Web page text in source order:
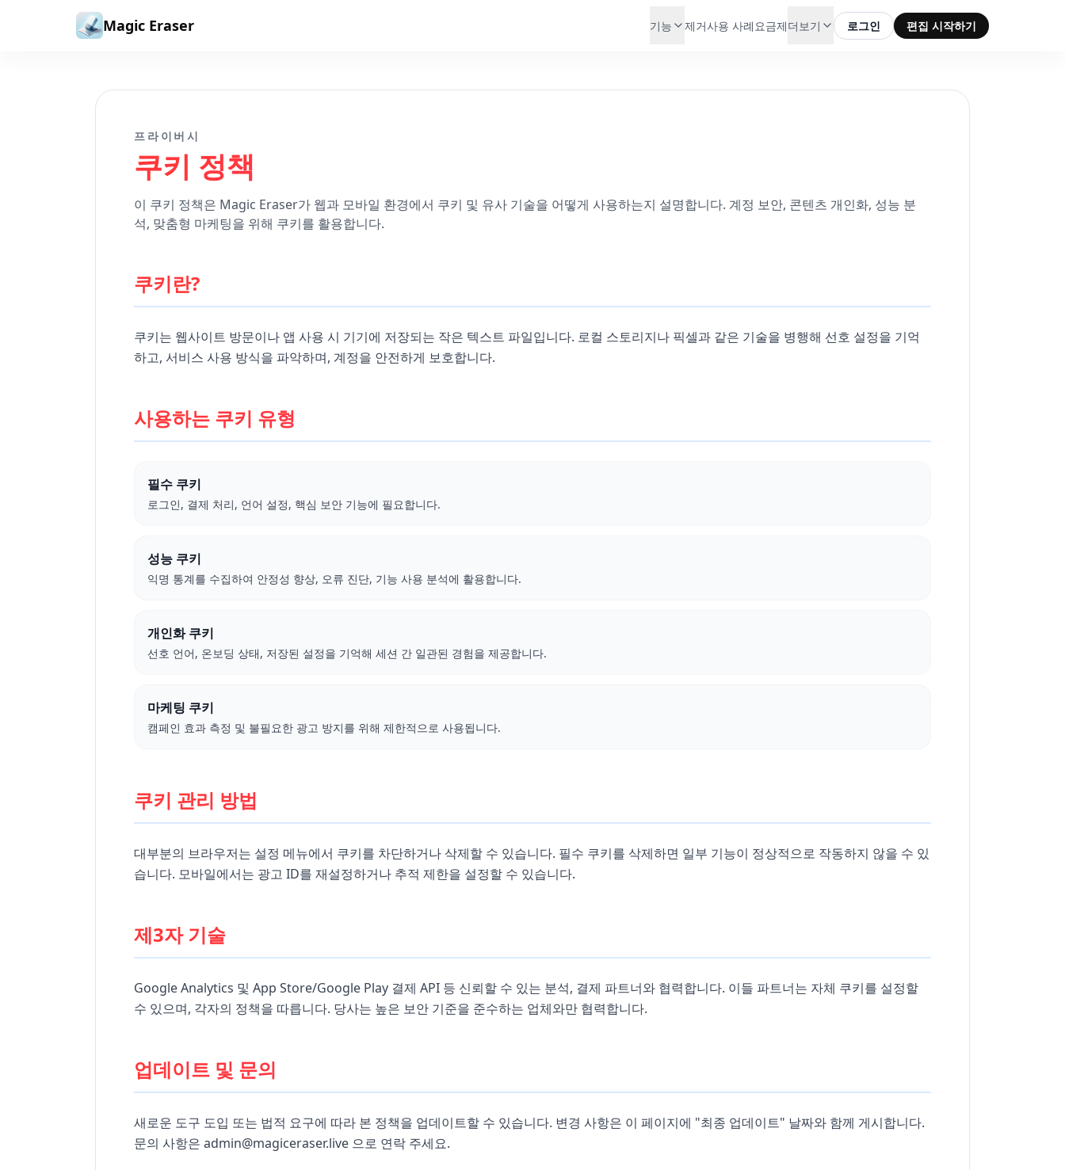
본문으로 건너뛰기
Magic Eraser 기능 제거사용 사례 요금제더보기 로그인 편집 시작하기
프라이버시
쿠키 정책
이 쿠키 정책은 Magic Eraser가 웹과 모바일 환경에서 쿠키 및 유사 기술을 어떻게 사용하는지 설명합니다. 계정 보안, 콘텐츠 개인화, 성능 분
석, 맞춤형 마케팅을 위해 쿠키를 활용합니다.
쿠키란?
쿠키는 웹사이트 방문이나 앱 사용 시 기기에 저장되는 작은 텍스트 파일입니다. 로컬 스토리지나 픽셀과 같은 기술을 병행해 선호 설정을 기억
하고, 서비스 사용 방식을 파악하며, 계정을 안전하게 보호합니다.
사용하는 쿠키 유형
필수 쿠키
로그인, 결제 처리, 언어 설정, 핵심 보안 기능에 필요합니다.
성능 쿠키
익명 통계를 수집하여 안정성 향상, 오류 진단, 기능 사용 분석에 활용합니다.
개인화 쿠키
선호 언어, 온보딩 상태, 저장된 설정을 기억해 세션 간 일관된 경험을 제공합니다.
마케팅 쿠키
캠페인 효과 측정 및 불필요한 광고 방지를 위해 제한적으로 사용됩니다.
쿠키 관리 방법
대부분의 브라우저는 설정 메뉴에서 쿠키를 차단하거나 삭제할 수 있습니다. 필수 쿠키를 삭제하면 일부 기능이 정상적으로 작동하지 않을 수 있
습니다. 모바일에서는 광고 ID를 재설정하거나 추적 제한을 설정할 수 있습니다.
제3자 기술
Google Analytics 및 App Store/Google Play 결제 API 등 신뢰할 수 있는 분석, 결제 파트너와 협력합니다. 이들 파트너는 자체 쿠키를 설정할
수 있으며, 각자의 정책을 따릅니다. 당사는 높은 보안 기준을 준수하는 업체와만 협력합니다.
업데이트 및 문의
새로운 도구 도입 또는 법적 요구에 따라 본 정책을 업데이트할 수 있습니다. 변경 사항은 이 페이지에 "최종 업데이트" 날짜와 함께 게시합니다.
문의 사항은 admin@magiceraser.live 으로 연락 주세요.